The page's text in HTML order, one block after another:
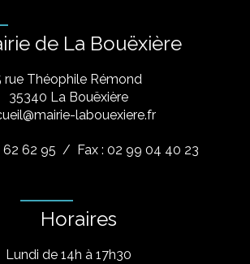
de La Bouëxière
rue Théophile Rémond
​35340 La Bouëxière
labouexiere.fr
62 62 95 / Fax : 02 99 04 40 23
Horaires
Lundi de 14h à 17h30